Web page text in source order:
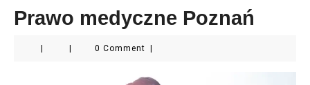
Prawo medyczne Poznań
0 Comment